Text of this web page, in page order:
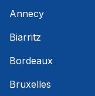
Annecy
Biarritz
Bordeaux
Bruxelles